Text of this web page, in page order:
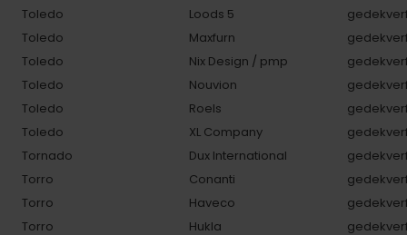
Toledo
Loods 5
Toledo
Maxfurn
Toledo
Nix Design / pmp
Toledo
Nouvion
Toledo
Roels
Toledo
XL Company
Tornado
Dux International
Torro
Conanti
Torro
Haveco
Torro
Hukla